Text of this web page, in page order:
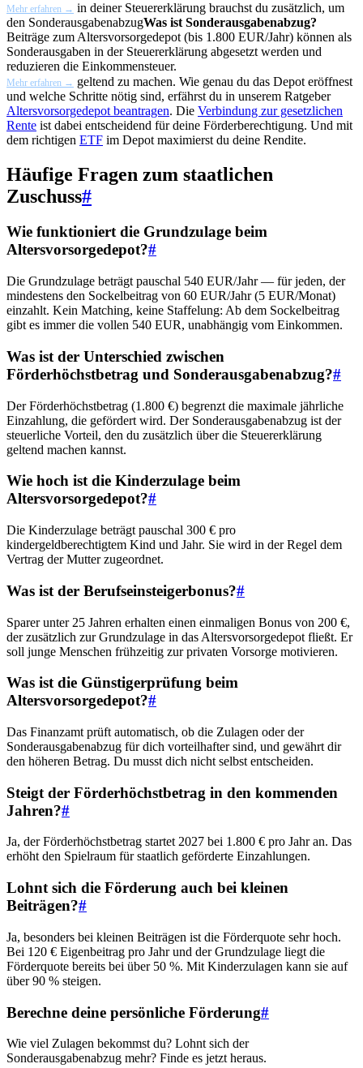
Mehr erfahren → in deiner Steuererklärung brauchst du zusätzlich, um
den SonderausgabenabzugWas ist Sonderausgabenabzug?
Beiträge zum Altersvorsorgedepot (bis 1.800 EUR/Jahr) können als
Sonderausgaben in der Steuererklärung abgesetzt werden und
reduzieren die Einkommensteuer.
Mehr erfahren → geltend zu machen. Wie genau du das Depot eröffnest
und welche Schritte nötig sind, erfährst du in unserem Ratgeber
Altersvorsorgedepot beantragen. Die Verbindung zur gesetzlichen
Rente ist dabei entscheidend für deine Förderberechtigung. Und mit
dem richtigen ETF im Depot maximierst du deine Rendite.
Häufige Fragen zum staatlichen
Zuschuss#
Wie funktioniert die Grundzulage beim
Altersvorsorgedepot?#
Die Grundzulage beträgt pauschal 540 EUR/Jahr — für jeden, der
mindestens den Sockelbeitrag von 60 EUR/Jahr (5 EUR/Monat)
einzahlt. Kein Matching, keine Staffelung: Ab dem Sockelbeitrag
gibt es immer die vollen 540 EUR, unabhängig vom Einkommen.
Was ist der Unterschied zwischen
Förderhöchstbetrag und Sonderausgabenabzug?#
Der Förderhöchstbetrag (1.800 €) begrenzt die maximale jährliche
Einzahlung, die gefördert wird. Der Sonderausgabenabzug ist der
steuerliche Vorteil, den du zusätzlich über die Steuererklärung
geltend machen kannst.
Wie hoch ist die Kinderzulage beim
Altersvorsorgedepot?#
Die Kinderzulage beträgt pauschal 300 € pro
kindergeldberechtigtem Kind und Jahr. Sie wird in der Regel dem
Vertrag der Mutter zugeordnet.
Was ist der Berufseinsteigerbonus?#
Sparer unter 25 Jahren erhalten einen einmaligen Bonus von 200 €,
der zusätzlich zur Grundzulage in das Altersvorsorgedepot fließt. Er
soll junge Menschen frühzeitig zur privaten Vorsorge motivieren.
Was ist die Günstigerprüfung beim
Altersvorsorgedepot?#
Das Finanzamt prüft automatisch, ob die Zulagen oder der
Sonderausgabenabzug für dich vorteilhafter sind, und gewährt dir
den höheren Betrag. Du musst dich nicht selbst entscheiden.
Steigt der Förderhöchstbetrag in den kommenden
Jahren?#
Ja, der Förderhöchstbetrag startet 2027 bei 1.800 € pro Jahr an. Das
erhöht den Spielraum für staatlich geförderte Einzahlungen.
Lohnt sich die Förderung auch bei kleinen
Beiträgen?#
Ja, besonders bei kleinen Beiträgen ist die Förderquote sehr hoch.
Bei 120 € Eigenbeitrag pro Jahr und der Grundzulage liegt die
Förderquote bereits bei über 50 %. Mit Kinderzulagen kann sie auf
über 90 % steigen.
Berechne deine persönliche Förderung#
Wie viel Zulagen bekommst du? Lohnt sich der
Sonderausgabenabzug mehr? Finde es jetzt heraus.